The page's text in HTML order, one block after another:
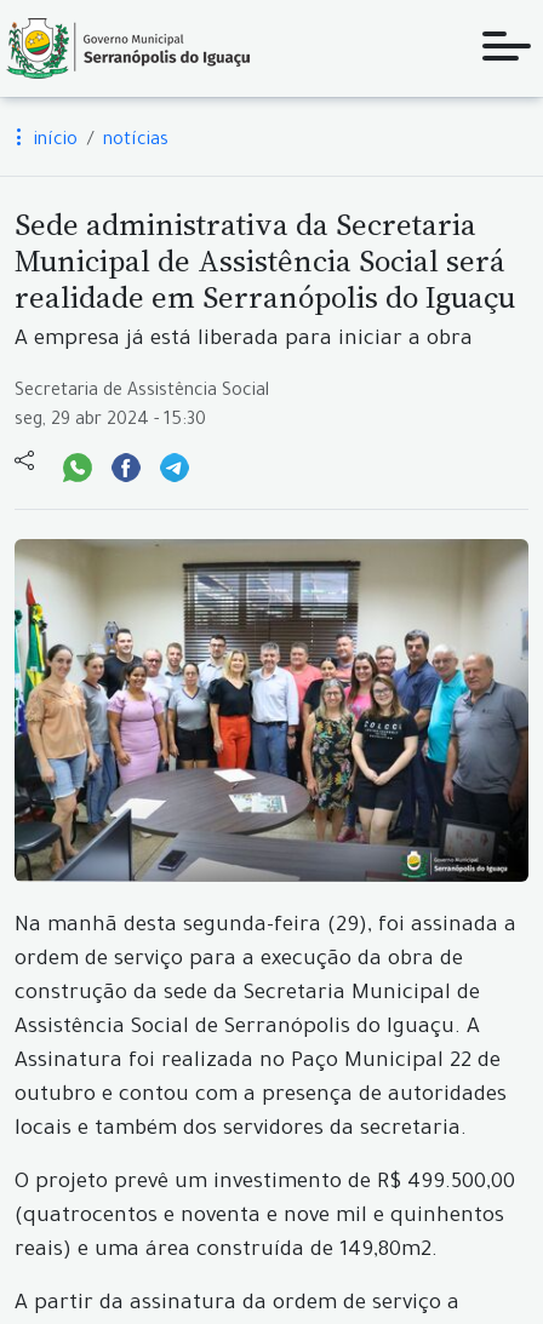
início notícias
Sede administrativa da Secretaria
Municipal de Assistência Social será
realidade em Serranópolis do Iguaçu
A empresa já está liberada para iniciar a obra
Secretaria de Assistência Social
seg, 29 abr 2024 - 15:30
Na manhã desta segunda-feira (29), foi assinada a
ordem de serviço para a execução da obra de
construção da sede da Secretaria Municipal de
Assistência Social de Serranópolis do Iguaçu. A
Assinatura foi realizada no Paço Municipal 22 de
outubro e contou com a presença de autoridades
locais e também dos servidores da secretaria.
O projeto prevê um investimento de R$ 499.500,00
(quatrocentos e noventa e nove mil e quinhentos
reais) e uma área construída de 149,80m2.
A partir da assinatura da ordem de serviço a